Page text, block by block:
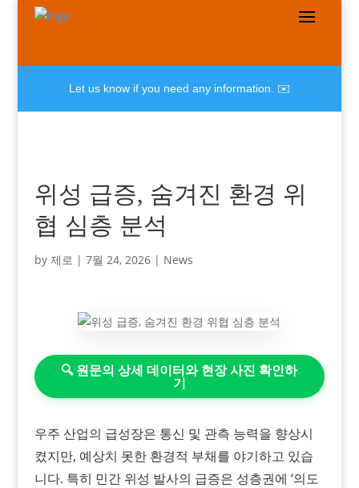
Let us know if you need any information. ✉️
위성 급증, 숨겨진 환경 위
협 심층 분석
by 제로 | 7월 24, 2026| News
🔍 원문의 상세 데이터와 현장 사진 확인하
기
우주 산업의 급성장은 통신 및 관측 능력을 향상시
켰지만, 예상치 못한 환경적 부채를 야기하고 있습
니다. 특히 민간 위성 발사의 급증은 성층권에 ‘의도